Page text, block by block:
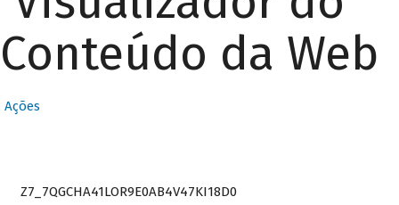
Conteúdo da Web
Ações
Z7_7QGCHA41LOR9E0AB4V47KI18D0